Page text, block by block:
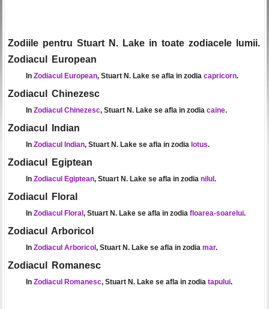
Zodiile pentru Stuart N. Lake in toate zodiacele lumii.
Zodiacul European
In Zodiacul European, Stuart N. Lake se afla in zodia capricorn.
Zodiacul Chinezesc
In Zodiacul Chinezesc, Stuart N. Lake se afla in zodia caine.
Zodiacul Indian
In Zodiacul Indian, Stuart N. Lake se afla in zodia lotus.
Zodiacul Egiptean
In Zodiacul Egiptean, Stuart N. Lake se afla in zodia nilul .
Zodiacul Floral
In Zodiacul Floral , Stuart N. Lake se afla in zodia floarea-soarelui.
Zodiacul Arboricol
In Zodiacul Arboricol , Stuart N. Lake se afla in zodia mar.
Zodiacul Romanesc
In Zodiacul Romanesc, Stuart N. Lake se afla in zodia tapului.